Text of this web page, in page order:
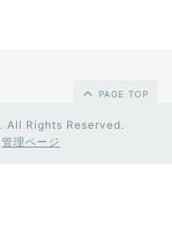
PAGE TOP
. All Rights Reserved.
管理ページ